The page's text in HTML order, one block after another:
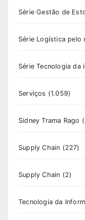
Série Gestão de
Série Logística pelo
Série Tecnologia da
Serviços (1.059)
Sidney Trama Rago
Supply Chain (227)
Supply Chain (2)
Tecnologia da